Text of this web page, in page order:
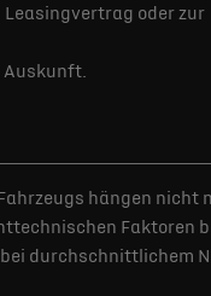
Leasingvertrag oder zur
Auskunft.
hängen
durchschnittlichem